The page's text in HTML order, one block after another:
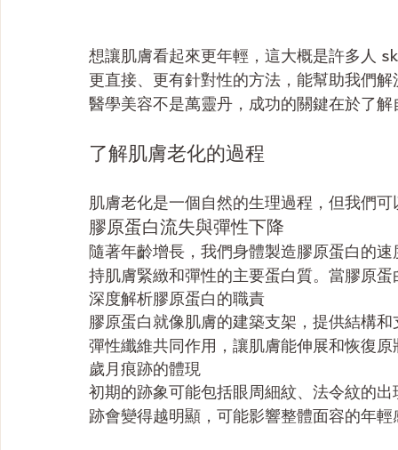
想讓肌膚看起來更年輕，這大概是許多人
更直接、更有針對性的方法，能幫助我們
醫學美容不是萬靈丹，成功的關鍵在於了
了解肌膚老化的過程
肌膚老化是一個自然的生理過程，但我們
膠原蛋白流失與彈性下降
隨著年齡增長，我們身體製造膠原蛋白的
持肌膚緊緻和彈性的主要蛋白質。當膠原
深度解析膠原蛋白的職責
膠原蛋白就像肌膚的建築支架，提供結構
彈性纖維共同作用，讓肌膚能伸展和恢復原
歲月痕跡的體現
初期的跡象可能包括眼周細紋、法令紋的
跡會變得越明顯，可能影響整體面容的年輕